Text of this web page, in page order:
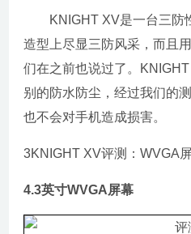
KNIGHT XV是一台三防
造型上尽显三防风采，而且
们在之前也说过了。
别的防水防尘，经过我们的
也不会对手机造成损害。
3KNIGHT XV评测：WVGA
4.3英寸WVGA屏幕